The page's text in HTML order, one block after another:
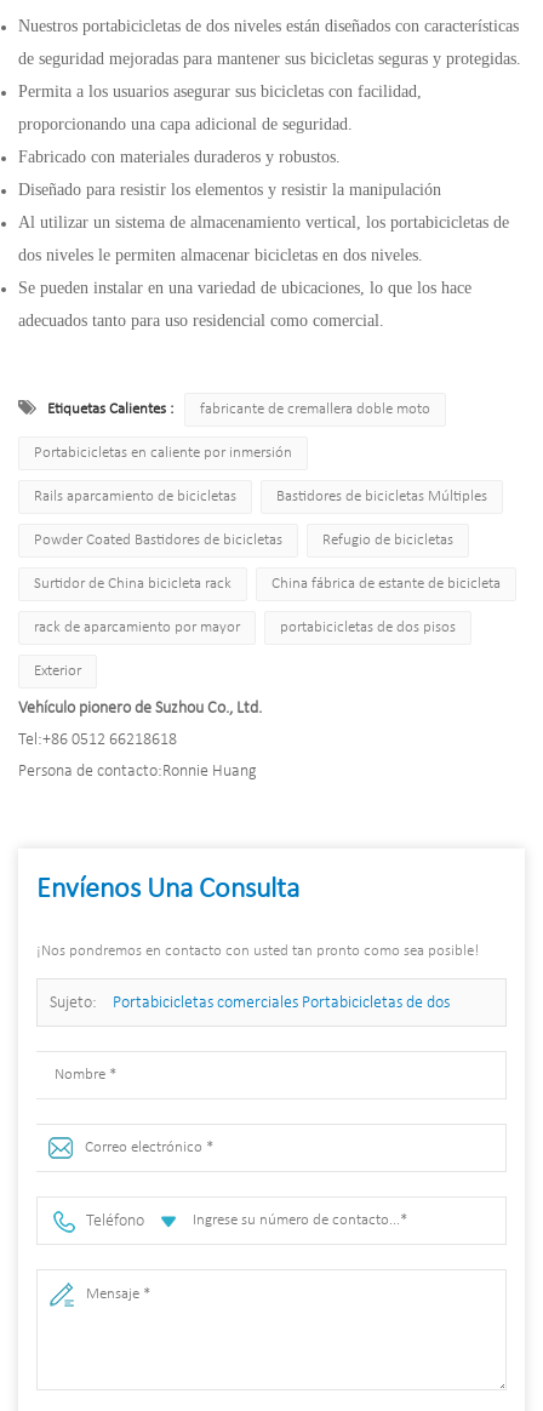
Nuestros portabicicletas de dos niveles están diseñados con características
de seguridad mejoradas para mantener sus bicicletas seguras y protegidas.
Permita a los usuarios asegurar sus bicicletas con facilidad,
proporcionando una capa adicional de seguridad.
Fabricado con materiales duraderos y robustos.
Diseñado para resistir los elementos y resistir la manipulación
Al utilizar un sistema de almacenamiento vertical, los portabicicletas de
dos niveles le permiten almacenar bicicletas en dos niveles.
Se pueden instalar en una variedad de ubicaciones, lo que los hace
adecuados tanto para uso residencial como comercial.
Etiquetas Calientes : fabricante de cremallera doble moto
Portabicicletas en caliente por inmersión
Rails aparcamiento de bicicletas Bastidores de bicicletas Múltiples
Powder Coated Bastidores de bicicletas Refugio de bicicletas
Surtidor de China bicicleta rack China fábrica de estante de bicicleta
rack de aparcamiento por mayor portabicicletas de dos pisos
Exterior
Vehículo pionero de Suzhou Co., Ltd.
Tel:+86 0512 66218618
Persona de contacto:Ronnie Huang
Envíenos Una Consulta
¡Nos pondremos en contacto con usted tan pronto como sea posible!
Sujeto: Portabicicletas comerciales Portabicicletas de dos
niveles
Teléfono